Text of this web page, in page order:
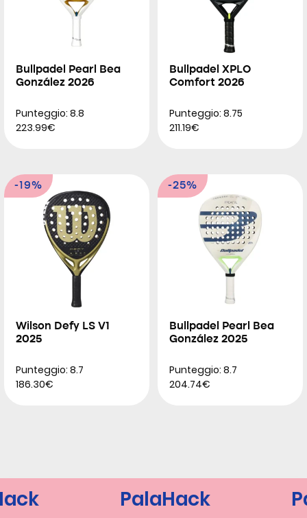
Bullpadel Pearl Bea
González 2026
Punteggio: 8.8
223.99€
Bullpadel XPLO
Comfort 2026
Punteggio: 8.75
211.19€
-19%
Wilson Defy LS V1
2025
Punteggio: 8.7
186.30€
-25%
Bullpadel Pearl Bea
González 2025
Punteggio: 8.7
204.74€